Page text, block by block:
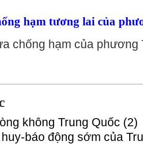
hạm tương lai của
chống hạm của phương
không Trung Quốc (2)
báo động sớm của